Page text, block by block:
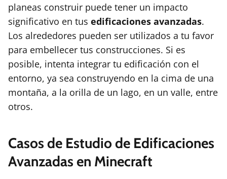
planeas construir puede tener un impacto
significativo en tus edificaciones avanzadas.
Los alrededores pueden ser utilizados a tu favor
para embellecer tus construcciones. Si es
posible, intenta integrar tu edificación con el
entorno, ya sea construyendo en la cima de una
montaña, a la orilla de un lago, en un valle, entre
otros.
Casos de Estudio de Edificaciones
Avanzadas en Minecraft